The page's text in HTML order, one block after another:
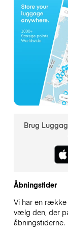
Brug
Åbningstider
Vi har en række
vælg den, der
åbningstiderne.